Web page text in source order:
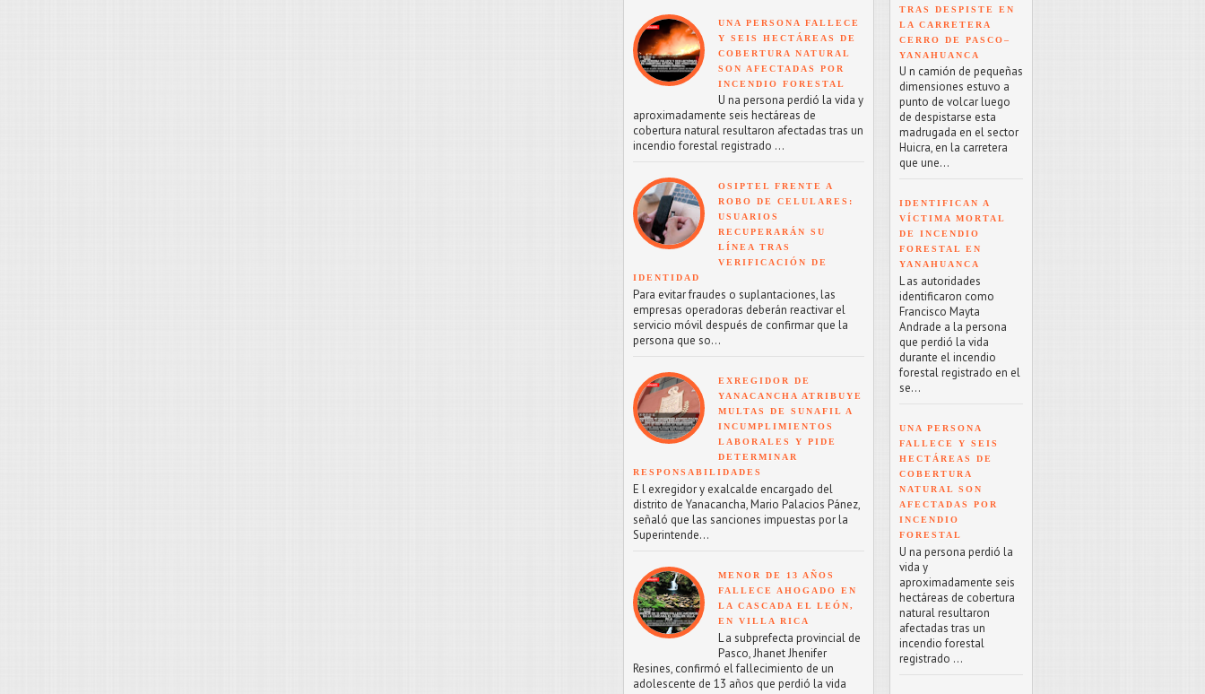
UNA PERSONA FALLECE
Y SEIS HECTÁREAS DE
COBERTURA NATURAL
SON AFECTADAS POR
INCENDIO FORESTAL
U na persona perdió la vida y
aproximadamente seis hectáreas de
cobertura natural resultaron afectadas tras un
incendio forestal registrado ...
OSIPTEL FRENTE A
ROBO DE CELULARES:
USUARIOS
RECUPERARÁN SU
LÍNEA TRAS
VERIFICACIÓN DE
IDENTIDAD
Para evitar fraudes o suplantaciones, las
empresas operadoras deberán reactivar el
servicio móvil después de confirmar que la
persona que so...
EXREGIDOR DE
YANACANCHA ATRIBUYE
MULTAS DE SUNAFIL A
INCUMPLIMIENTOS
LABORALES Y PIDE
DETERMINAR
RESPONSABILIDADES
E l exregidor y exalcalde encargado del
distrito de Yanacancha, Mario Palacios Pánez,
señaló que las sanciones impuestas por la
Superintende...
MENOR DE 13 AÑOS
FALLECE AHOGADO EN
LA CASCADA EL LEÓN,
EN VILLA RICA
L a subprefecta provincial de
Pasco, Jhanet Jhenifer
Resines, confirmó el fallecimiento de un
adolescente de 13 años que perdió la vida
TRAS DESPISTE EN
LA CARRETERA
CERRO DE PASCO–
YANAHUANCA
U n camión de pequeñas
dimensiones estuvo a
punto de volcar luego
de despistarse esta
madrugada en el sector
Huicra, en la carretera
que une...
IDENTIFICAN A
VÍCTIMA MORTAL
DE INCENDIO
FORESTAL EN
YANAHUANCA
L as autoridades
identificaron como
Francisco Mayta
Andrade a la persona
que perdió la vida
durante el incendio
forestal registrado en el
se...
UNA PERSONA
FALLECE Y SEIS
HECTÁREAS DE
COBERTURA
NATURAL SON
AFECTADAS POR
INCENDIO
FORESTAL
U na persona perdió la
vida y
aproximadamente seis
hectáreas de cobertura
natural resultaron
afectadas tras un
incendio forestal
registrado ...